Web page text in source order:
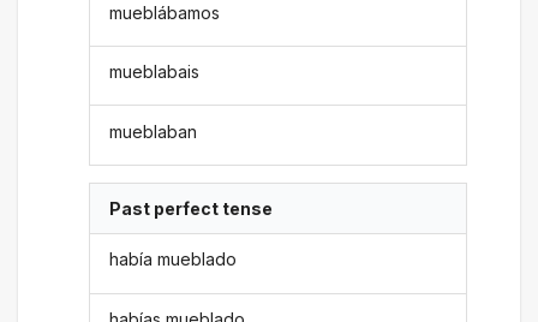
mueblábamos
mueblabais
mueblaban
Past perfect tense
había mueblado